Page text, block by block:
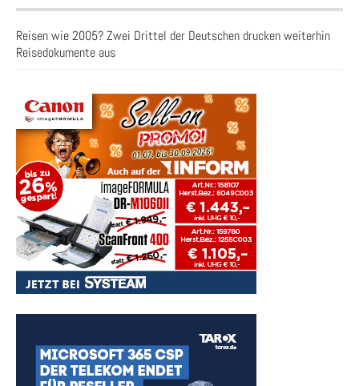
Reisen wie 2005? Zwei Drittel der Deutschen drucken weiterhin
Reisedokumente aus